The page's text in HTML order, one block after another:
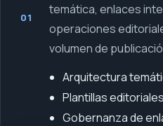
01
temática, enlaces
operaciones
volumen de
Arquitectura
Plantillas editoriales
Gobernanza de